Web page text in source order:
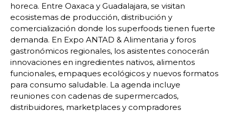
horeca. Entre Oaxaca y Guadalajara, se visitan
ecosistemas de producción, distribución y
comercialización donde los superfoods tienen fuerte
demanda. En Expo ANTAD & Alimentaria y foros
gastronómicos regionales, los asistentes conocerán
innovaciones en ingredientes nativos, alimentos
funcionales, empaques ecológicos y nuevos formatos
para consumo saludable. La agenda incluye
reuniones con cadenas de supermercados,
distribuidores, marketplaces y compradores